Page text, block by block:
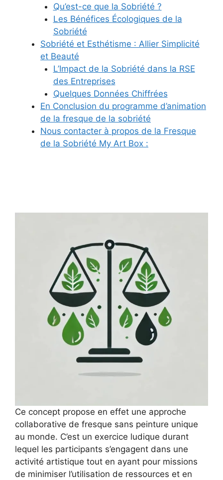
Qu’est-ce que la Sobriété ?
Les Bénéfices Écologiques de la
Sobriété
Sobriété et Esthétisme : Allier Simplicité
et Beauté
L’Impact de la Sobriété dans la RSE
des Entreprises
Quelques Données Chiffrées
En Conclusion du programme d’animation
de la fresque de la sobriété
Nous contacter à propos de la Fresque
de la Sobriété My Art Box :
Ce concept propose en effet une approche
collaborative de fresque sans peinture unique
au monde. C’est un exercice ludique durant
lequel les participants s’engagent dans une
activité artistique tout en ayant pour missions
de minimiser l’utilisation de ressources et en